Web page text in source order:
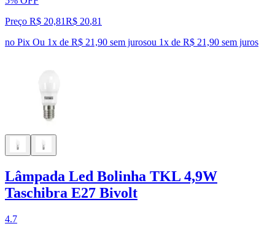
Preço R$ 20,81R$ 20,81
no Pix Ou 1x de R$ 21,90 sem jurosou 1x de R$ 21,90 sem juros
Lâmpada Led Bolinha TKL 4,9W
Taschibra E27 Bivolt
4.7